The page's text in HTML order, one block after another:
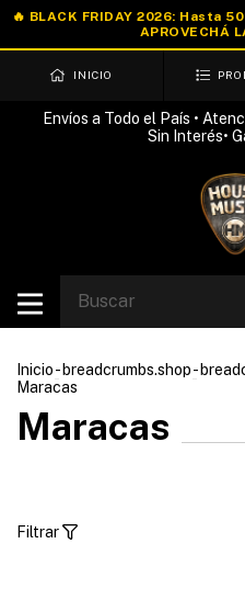
INICIO
Envíos a Todo el País •
Sin Interés•
Inicio- breadcrumbs.shop-
Maracas
Maracas
Filtrar